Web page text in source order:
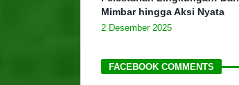
Mimbar hingga Aksi Nyata
2 Desember 2025
FACEBOOK COMMENTS